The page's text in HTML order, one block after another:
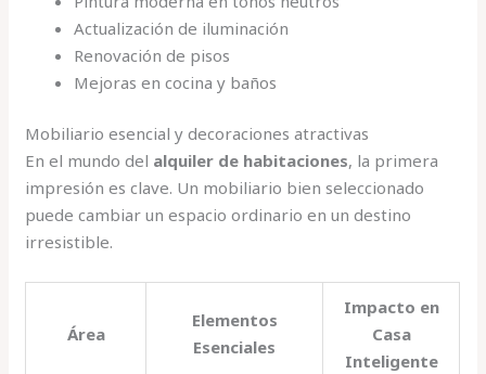
Actualización de iluminación
Renovación de pisos
Mejoras en cocina y baños
Mobiliario esencial y decoraciones atractivas
En el mundo del alquiler de habitaciones, la primera
impresión es clave. Un mobiliario bien seleccionado
puede cambiar un espacio ordinario en un destino
irresistible.
Área
Elementos
Esenciales
Impacto en
Casa
Inteligente